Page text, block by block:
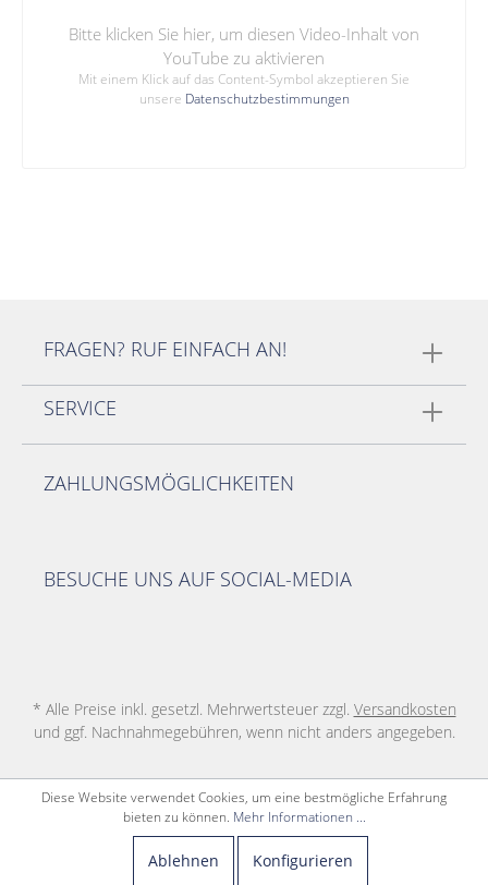
Bitte klicken Sie hier, um diesen Video-Inhalt von
YouTube zu aktivieren
Mit einem Klick auf das Content-Symbol akzeptieren Sie
unsere Datenschutzbestimmungen
FRAGEN? RUF EINFACH AN!
SERVICE
ZAHLUNGSMÖGLICHKEITEN
BESUCHE UNS AUF SOCIAL-MEDIA
* Alle Preise inkl. gesetzl. Mehrwertsteuer zzgl. Versandkosten
und ggf. Nachnahmegebühren, wenn nicht anders angegeben.
Diese Website verwendet Cookies, um eine bestmögliche Erfahrung
bieten zu können. Mehr Informationen ...
Ablehnen Konfigurieren